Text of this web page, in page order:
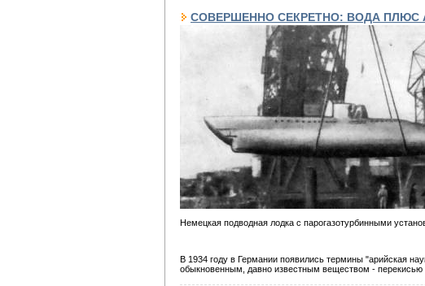
СОВЕРШЕННО СЕКРЕТНО: ВОДА ПЛЮС
Немецкая подводная лодка с парогазотурбинными
В 1934 году в Германии появились термины "арийская
обыкновенным, давно известным веществом - перекисью